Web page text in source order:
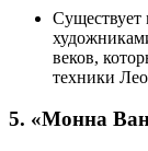
Существует
веков,
техники
5. «Монна